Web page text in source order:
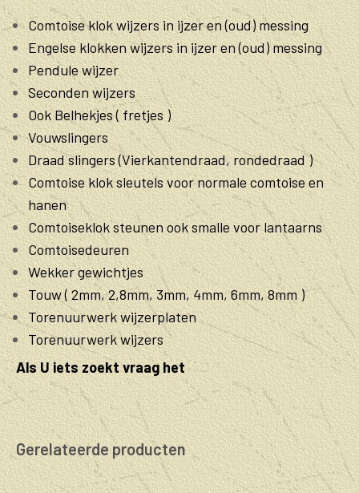
Comtoise klok wijzers in ijzer en (oud) messing
Engelse klokken wijzers in ijzer en (oud) messing
Pendule wijzer
Seconden wijzers
Ook Belhekjes ( fretjes )
Vouwslingers
Draad slingers (Vierkantendraad, rondedraad )
Comtoise klok sleutels voor normale comtoise en
hanen
Comtoiseklok steunen ook smalle voor lantaarns
Comtoisedeuren
Wekker gewichtjes
Touw ( 2mm, 2,8mm, 3mm, 4mm, 6mm, 8mm )
Torenuurwerk wijzerplaten
Torenuurwerk wijzers
Als U iets zoekt vraag het
Gerelateerde producten